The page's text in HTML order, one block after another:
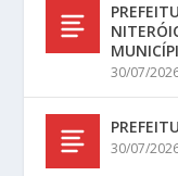
30/07/
30/07/